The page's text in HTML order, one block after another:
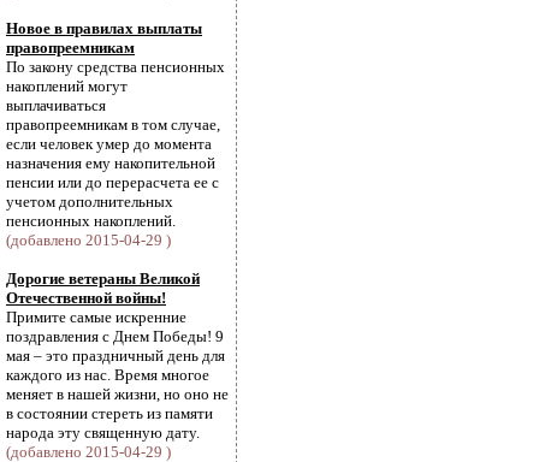
Новое в правилах выплаты
правопреемникам
По закону средства пенсионных
накоплений могут
выплачиваться
правопреемникам в том случае,
если человек умер до момента
назначения ему накопительной
пенсии или до перерасчета ее с
учетом дополнительных
пенсионных накоплений.
(добавлено 2015-04-29 )
Дорогие ветераны Великой
Отечественной войны!
Примите самые искренние
поздравления с Днем Победы! 9
мая – это праздничный день для
каждого из нас. Время многое
меняет в нашей жизни, но оно не
в состоянии стереть из памяти
народа эту священную дату.
(добавлено 2015-04-29 )